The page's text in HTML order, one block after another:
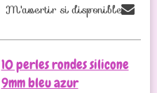
M'avertir si disponible
10 perles rondes silicone
9mm bleu azur